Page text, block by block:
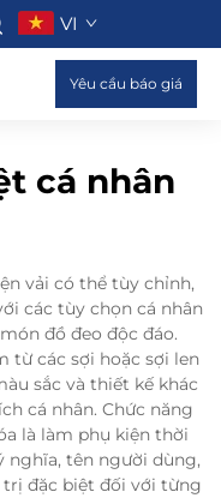
VI
Yêu cầu báo giá
cá nhân
vải có thể tùy chỉnh,
các tùy chọn cá nhân
đồ đeo độc đáo.
từ các sợi hoặc sợi len
sắc và thiết kế khác
cá nhân. Chức năng
là làm phụ kiện thời
tên người dùng,
đặc biệt đối với từng